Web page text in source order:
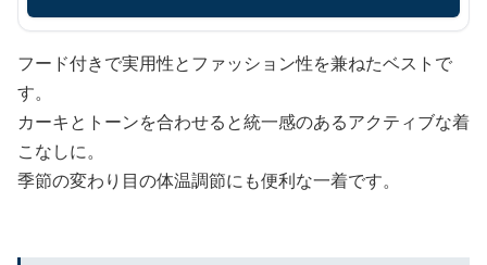
フード付きで実用性とファッション性を兼ねたベストで
す。
カーキとトーンを合わせると統一感のあるアクティブな着
こなしに。
季節の変わり目の体温調節にも便利な一着です。